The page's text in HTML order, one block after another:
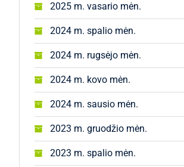
2025 m. vasario mėn.
2024 m. spalio mėn.
2024 m. rugsėjo mėn.
2024 m. kovo mėn.
2024 m. sausio mėn.
2023 m. gruodžio mėn.
2023 m. spalio mėn.